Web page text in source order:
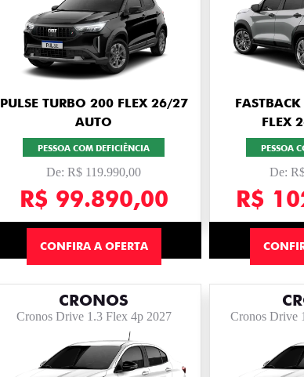
PULSE TURBO 200 FLEX 26/27
AUTO
PESSOA COM DEFICIÊNCIA
De: R$ 119.990,00
R$ 99.890,00
CONFIRA A OFERTA
FLEX
PESSOA
De:
R$
CRONOS
Cronos Drive 1.3 Flex 4p 2027 Cronos Drive